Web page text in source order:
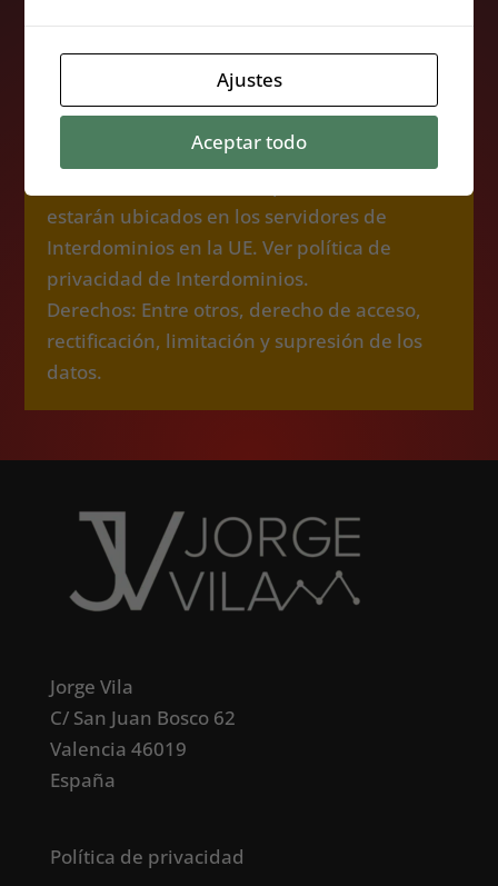
Recogida de datos. Responsable: Jorge Vila
Durá
Propósito: Enviarte contenidos, formación,
servicios, ofertas.
Legitimación: Tu consentimiento.
estarán ubicados en los servidores de
Interdominios en la UE. Ver política de
privacidad de Interdominios.
Derechos: Entre otros, derecho de acceso,
rectificación, limitación y supresión de los
datos.
Jorge Vila
C/ San Juan Bosco 62
Valencia 46019
España
Política de privacidad
Ajustes
Aceptar todo